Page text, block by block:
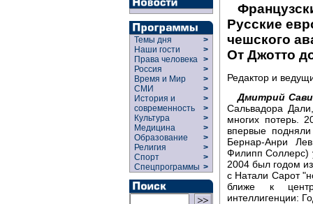
Темы дня
>
Наши гости
>
Права человека >
Россия
>
Время и Мир
>
СМИ
>
История и
современность
>
>
Культура
>
Медицина
>
Образование
>
Религия
>
Спорт
>
Спецпрограммы >
Русские
чешского
От Джотто
Редактор и
Дмитрий
Сальвадора
многих потерь.
впервые
Бернар-Анри
Филипп Соллерс)
2004 был годом
с Натали Сарот
ближе к
интеллигенции: